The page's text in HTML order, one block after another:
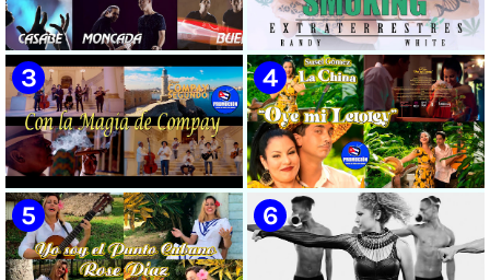
🟡 Casabe & Moncada & Buena
Fe - ¨Gallo de pelea¨ - Videoclip
- Dirección: Omar Leyva
🟡 Randy & White -
Extraterrestres - ¨Smoking¨ -
Videoclip - Dirección: Pepe
Salom